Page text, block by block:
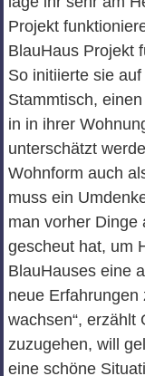
Projekt
BlauHaus Projekt
So initiierte sie
Stammtisch,
in in ihrer
unterschätzt
Wohnform auch
muss ein
man vorher Dinge
gescheut hat, um
BlauHauses eine
neue Erfahrungen
wachsen“, erzählt
zuzugehen, will
eine schöne